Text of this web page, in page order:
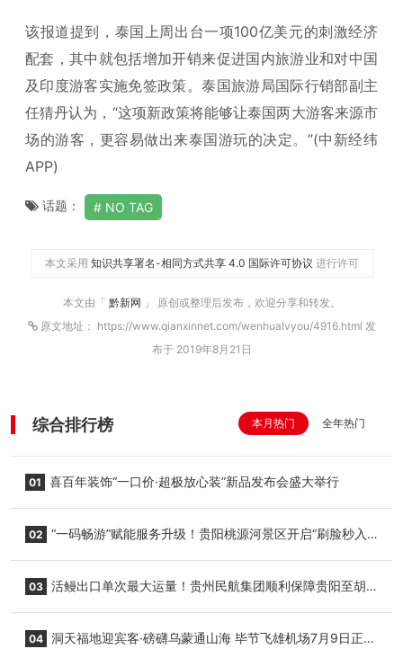
该报道提到，泰国上周出台一项100亿美元的刺激经济
配套，其中就包括增加开销来促进国内旅游业和对中国
及印度游客实施免签政策。泰国旅游局国际行销部副主
任猜丹认为，“这项新政策将能够让泰国两大游客来源市
场的游客，更容易做出来泰国游玩的决定。”(中新经纬
APP)
话题： NO TAG
本文采用 知识共享署名-相同方式共享 4.0 国际许可协议 进行许可
本文由「 黔新网 」 原创或整理后发布，欢迎分享和转发。
原文地址： https://www.qianxinnet.com/wenhualvyou/4916.html 发
布于 2019年8月21日
综合排行榜 本月热门 全年热门
01 喜百年装饰“一口价·超极放心装”新品发布会盛大举行
02 “一码畅游”赋能服务升级！贵阳桃源河景区开启“刷脸秒入
03 活鳗出口单次最大运量！贵州民航集团顺利保障贵阳至胡
04 洞天福地迎宾客·磅礴乌蒙通山海 毕节飞雄机场7月9日正式